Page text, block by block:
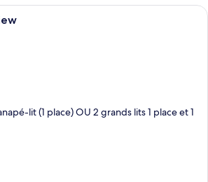
Une chambre d’hôtel moderne
lit (1 place) OU 2 grands lits 1 place et 1